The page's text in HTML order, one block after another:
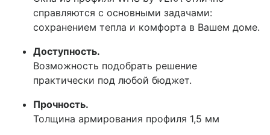
справляются с основными задачами:
сохранением тепла и комфорта в Вашем доме.
Доступность.
Возможность подобрать решение
практически под любой бюджет.
Прочность.
Толщина армирования профиля 1,5 мм